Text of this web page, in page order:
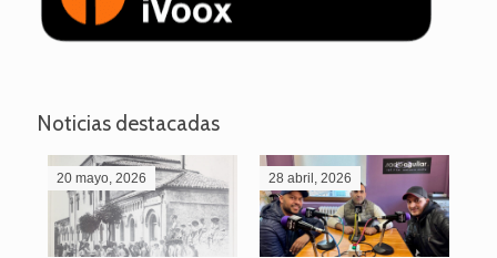
Noticias destacadas
20 mayo, 2026 28 abril, 2026